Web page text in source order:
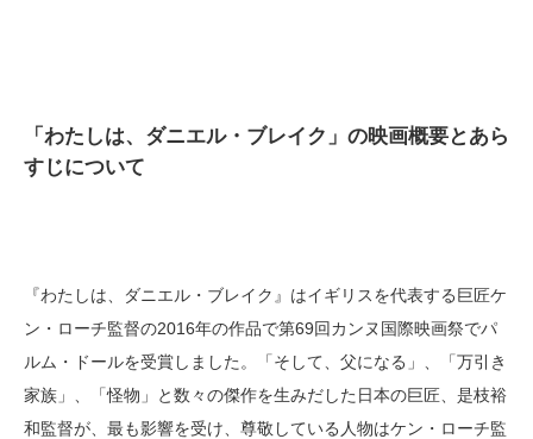
「わたしは、ダニエル・ブレイク」の映画概要とあら
すじについて
『わたしは、ダニエル・ブレイク』はイギリスを代表する巨匠ケ
ン・ローチ監督の2016年の作品で第69回カンヌ国際映画祭でパ
ルム・ドールを受賞しました。「そして、父になる」、「万引き
家族」、「怪物」と数々の傑作を生みだした日本の巨匠、是枝裕
和監督が、最も影響を受け、尊敬している人物はケン・ローチ監